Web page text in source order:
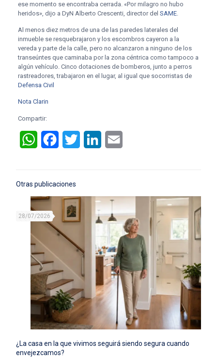
ese momento se encontraba cerrada. «Por milagro no hubo
heridos», dijo a DyN Alberto Crescenti, director del SAME.
Al menos diez metros de una de las paredes laterales del
inmueble se resquebrajaron y los escombros cayeron a la
vereda y parte de la calle, pero no alcanzaron a ninguno de los
transeúntes que caminaba por la zona céntrica como tampoco a
algún vehículo. Cinco dotaciones de bomberos, junto a perros
rastreadores, trabajaron en el lugar, al igual que socorristas de
Defensa Civil
Nota Clarin
Compartir:
WhatsAppFacebookTwitter LinkedIn
Otras publicaciones
28/07/2026
¿La casa en la que vivimos seguirá siendo segura cuando
envejezcamos?